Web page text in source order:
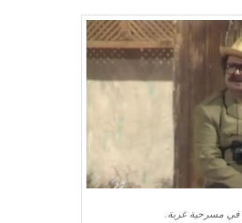
في مسرحية غربة.